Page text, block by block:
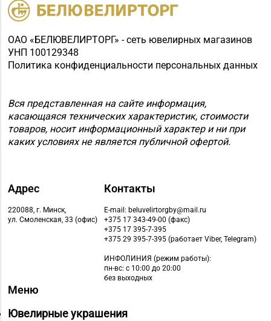
ОАО «БЕЛЮВЕЛИРТОРГ» - сеть ювелирных магазинов
УНП 100129348
Политика конфиденциальности персональных данных
Вся представленная на сайте информация,
касающаяся технических характеристик, стоимости
товаров, носит информационный характер и ни при
каких условиях не является публичной офертой.
Адрес
220088, г. Минск,
ул. Смоленская, 33 (офис)
Контакты
E-mail: beluvelirtorgby@mail.ru
+375 17 343-49-00 (факс)
+375 17 395-7-395
+375 29 395-7-395 (работает Viber, Telegram)
ИНФОЛИНИЯ (режим работы):
пн-вс: с 10:00 до 20:00
без выходных
Меню
Ювелирные украшения